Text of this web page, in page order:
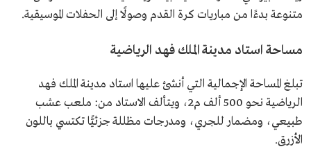
متنوعة بدءًا من مباريات كرة القدم وصولًا إلى الحفلات الموسيقية.
مساحة استاد مدينة الملك فهد الرياضية
تبلغ المساحة الإجمالية التي أنشئ عليها استاد مدينة الملك فهد
الرياضية نحو 500 ألف م2، ويتألف الاستاد من: ملعب عشب
طبيعي، ومضمار للجري، ومدرجات مظللة جزئيًّا تكتسي باللون
الأزرق.